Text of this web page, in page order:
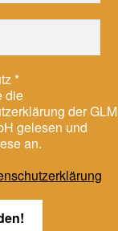
*
die
der GLM
gelesen und
an.